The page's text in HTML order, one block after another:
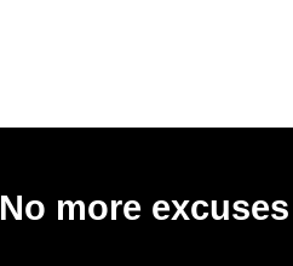
No more